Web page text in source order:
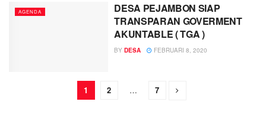
AGENDA
DESA PEJAMBON SIAP
TRANSPARAN GOVERMENT
AKUNTABLE ( TGA )
BY DESA FEBRUARI 8, 2020
1 2 … 7